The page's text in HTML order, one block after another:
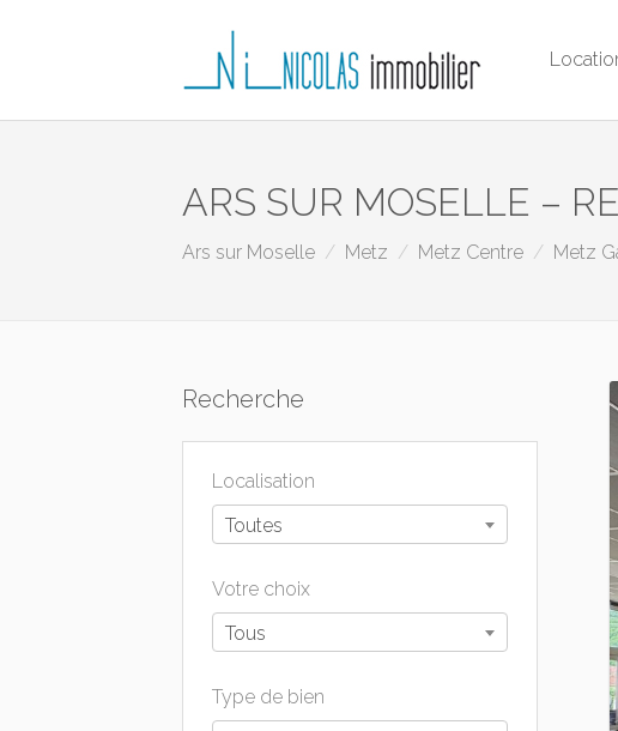
ARS SUR MOSELLE –
Ars sur Moselle Metz Metz Centre Metz
Recherche
Localisation
Toutes
Votre choix
Tous
Type de bien